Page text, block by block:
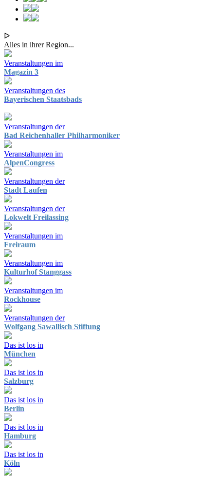
ᐅ
Alles in ihrer Region...
Veranstaltungen im
Magazin 3
Veranstaltungen des
Bayerischen Staatsbads
Veranstaltungen der
Bad Reichenhaller Philharmoniker
Veranstaltungen im
AlpenCongress
Veranstaltungen der
Stadt Laufen
Veranstaltungen der
Lokwelt Freilassing
Veranstaltungen im
Freiraum
Veranstaltungen im
Kulturhof Stanggass
Veranstaltungen im
Rockhouse
Veranstaltungen der
Wolfgang Sawallisch Stiftung
Das ist los in
München
Das ist los in
Salzburg
Das ist los in
Berlin
Das ist los in
Hamburg
Das ist los in
Köln